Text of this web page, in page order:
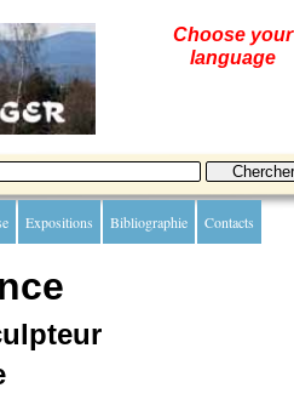
Expositions Bibliographie Contacts
Choose your
language